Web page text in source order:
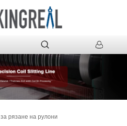
рязане на рулони